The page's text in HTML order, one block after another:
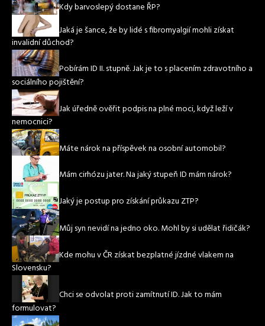
Kdy barvoslepý dostane ŘP?
Jaká je šance, že by lidé s fibromyalgií mohli získat
invalidní důchod?
Pobírám ID II. stupně. Jak je to s placením zdravotního a
sociálního pojištění?
Jak úředně ověřit podpis na plné moci, když leží v
nemocnici?
Máte nárok na příspěvek na osobní automobil?
Mám cirhózu jater. Na jaký stupeň ID mám nárok?
Jaký je postup pro získání průkazu ZTP?
Můj syn nevidí na jedno oko. Mohl by si udělat řidičák?
Kde mohu v ČR získat bezplatné jízdné vlakem na
Slovensku?
Chci se odvolat proti zamítnutí ID. Jak to mám
formulovat?